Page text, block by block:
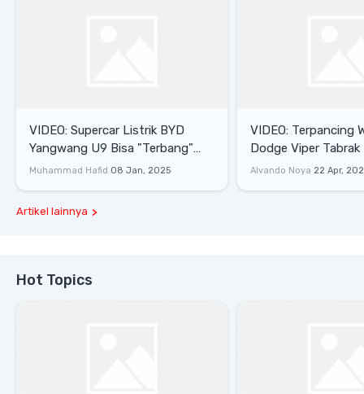
VIDEO: Supercar Listrik BYD
Yangwang U9 Bisa "Terbang"
Lewati Rintangan
Muhammad Hafid 08 Jan, 2025
VIDEO: Terpancing
Dodge Viper Tabrak
Saat Burnout
Alvando Noya 22 Apr,
Artikel lainnya
Hot Topics